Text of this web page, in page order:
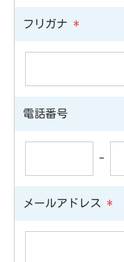
フリガナ *
電話番号
-
メールアドレス *